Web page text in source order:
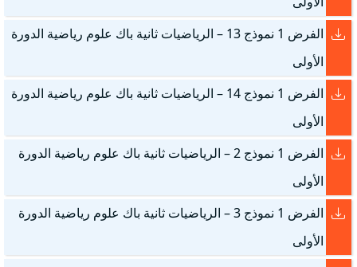
الفرض 1 نموذج 13 – الرياضيات ثانية باك علوم رياضية الدورة
الأولى
الفرض 1 نموذج 14 – الرياضيات ثانية باك علوم رياضية الدورة
الأولى
الفرض 1 نموذج 2 – الرياضيات ثانية باك علوم رياضية الدورة
الأولى
الفرض 1 نموذج 3 – الرياضيات ثانية باك علوم رياضية الدورة
الأولى